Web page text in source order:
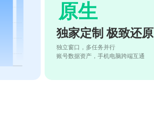
原生
独家定制 极致还原
独立窗口，多任务并行
账号数据资产，手机电脑跨端互通